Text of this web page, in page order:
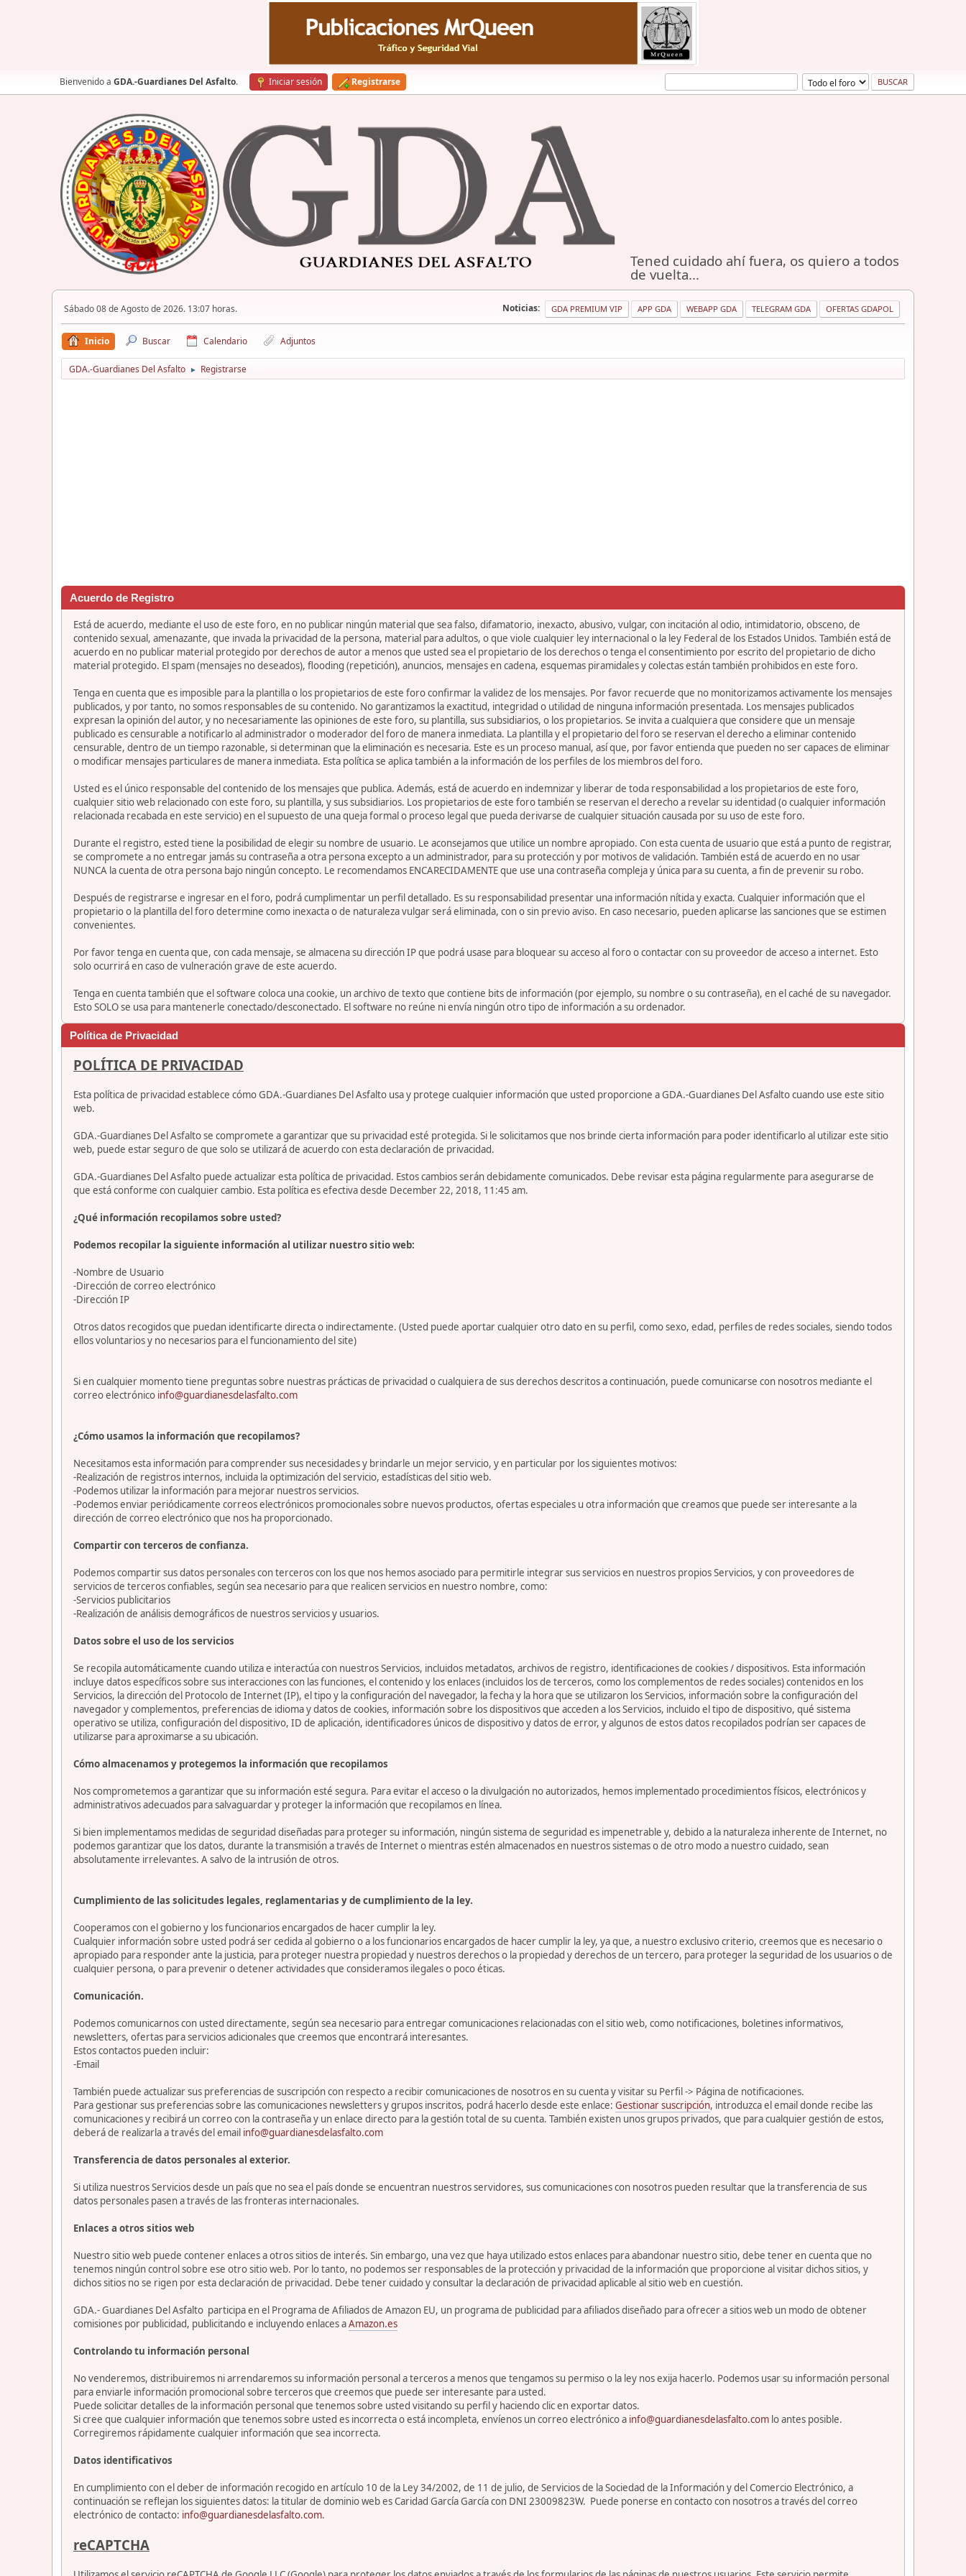
Bienvenido a GDA.-Guardianes Del Asfalto. Iniciar sesión Registrarse
Tened cuidado ahí fuera, os quiero a todos
de vuelta...
Sábado 08 de Agosto de 2026. 13:07 horas. Noticias: GDA PREMIUM VIP APP GDA WEBAPP GDA TELEGRAM GDA OFERTAS GDAPOL
Inicio Buscar Calendario Adjuntos
GDA.-Guardianes Del Asfalto ► Registrarse
Acuerdo de Registro
Está de acuerdo, mediante el uso de este foro, en no publicar ningún material que sea falso, difamatorio, inexacto, abusivo, vulgar, con incitación al odio, intimidatorio, obsceno, de
contenido sexual, amenazante, que invada la privacidad de la persona, material para adultos, o que viole cualquier ley internacional o la ley Federal de los Estados Unidos. También está de
acuerdo en no publicar material protegido por derechos de autor a menos que usted sea el propietario de los derechos o tenga el consentimiento por escrito del propietario de dicho
material protegido. El spam (mensajes no deseados), flooding (repetición), anuncios, mensajes en cadena, esquemas piramidales y colectas están también prohibidos en este foro.
Tenga en cuenta que es imposible para la plantilla o los propietarios de este foro confirmar la validez de los mensajes. Por favor recuerde que no monitorizamos activamente los mensajes
publicados, y por tanto, no somos responsables de su contenido. No garantizamos la exactitud, integridad o utilidad de ninguna información presentada. Los mensajes publicados
expresan la opinión del autor, y no necesariamente las opiniones de este foro, su plantilla, sus subsidiarios, o los propietarios. Se invita a cualquiera que considere que un mensaje
publicado es censurable a notificarlo al administrador o moderador del foro de manera inmediata. La plantilla y el propietario del foro se reservan el derecho a eliminar contenido
censurable, dentro de un tiempo razonable, si determinan que la eliminación es necesaria. Este es un proceso manual, así que, por favor entienda que pueden no ser capaces de eliminar
o modificar mensajes particulares de manera inmediata. Esta política se aplica también a la información de los perfiles de los miembros del foro.
Usted es el único responsable del contenido de los mensajes que publica. Además, está de acuerdo en indemnizar y liberar de toda responsabilidad a los propietarios de este foro,
cualquier sitio web relacionado con este foro, su plantilla, y sus subsidiarios. Los propietarios de este foro también se reservan el derecho a revelar su identidad (o cualquier información
relacionada recabada en este servicio) en el supuesto de una queja formal o proceso legal que pueda derivarse de cualquier situación causada por su uso de este foro.
Durante el registro, ested tiene la posibilidad de elegir su nombre de usuario. Le aconsejamos que utilice un nombre apropiado. Con esta cuenta de usuario que está a punto de registrar,
se compromete a no entregar jamás su contraseña a otra persona excepto a un administrador, para su protección y por motivos de validación. También está de acuerdo en no usar
NUNCA la cuenta de otra persona bajo ningún concepto. Le recomendamos ENCARECIDAMENTE que use una contraseña compleja y única para su cuenta, a fin de prevenir su robo.
Después de registrarse e ingresar en el foro, podrá cumplimentar un perfil detallado. Es su responsabilidad presentar una información nítida y exacta. Cualquier información que el
propietario o la plantilla del foro determine como inexacta o de naturaleza vulgar será eliminada, con o sin previo aviso. En caso necesario, pueden aplicarse las sanciones que se estimen
convenientes.
Por favor tenga en cuenta que, con cada mensaje, se almacena su dirección IP que podrá usase para bloquear su acceso al foro o contactar con su proveedor de acceso a internet. Esto
solo ocurrirá en caso de vulneración grave de este acuerdo.
Tenga en cuenta también que el software coloca una cookie, un archivo de texto que contiene bits de información (por ejemplo, su nombre o su contraseña), en el caché de su navegador.
Esto SOLO se usa para mantenerle conectado/desconectado. El software no reúne ni envía ningún otro tipo de información a su ordenador.
Política de Privacidad
POLÍTICA DE PRIVACIDAD
Esta política de privacidad establece cómo GDA.-Guardianes Del Asfalto usa y protege cualquier información que usted proporcione a GDA.-Guardianes Del Asfalto cuando use este sitio
web.
GDA.-Guardianes Del Asfalto se compromete a garantizar que su privacidad esté protegida. Si le solicitamos que nos brinde cierta información para poder identificarlo al utilizar este sitio
web, puede estar seguro de que solo se utilizará de acuerdo con esta declaración de privacidad.
GDA.-Guardianes Del Asfalto puede actualizar esta política de privacidad. Estos cambios serán debidamente comunicados. Debe revisar esta página regularmente para asegurarse de
que está conforme con cualquier cambio. Esta política es efectiva desde December 22, 2018, 11:45 am.
¿Qué información recopilamos sobre usted?
Podemos recopilar la siguiente información al utilizar nuestro sitio web:
-Nombre de Usuario
-Dirección de correo electrónico
-Dirección IP
Otros datos recogidos que puedan identificarte directa o indirectamente. (Usted puede aportar cualquier otro dato en su perfil, como sexo, edad, perfiles de redes sociales, siendo todos
ellos voluntarios y no necesarios para el funcionamiento del site)
Si en cualquier momento tiene preguntas sobre nuestras prácticas de privacidad o cualquiera de sus derechos descritos a continuación, puede comunicarse con nosotros mediante el
correo electrónico info@guardianesdelasfalto.com
¿Cómo usamos la información que recopilamos?
Necesitamos esta información para comprender sus necesidades y brindarle un mejor servicio, y en particular por los siguientes motivos:
-Realización de registros internos, incluida la optimización del servicio, estadísticas del sitio web.
-Podemos utilizar la información para mejorar nuestros servicios.
-Podemos enviar periódicamente correos electrónicos promocionales sobre nuevos productos, ofertas especiales u otra información que creamos que puede ser interesante a la
dirección de correo electrónico que nos ha proporcionado.
Compartir con terceros de confianza.
Podemos compartir sus datos personales con terceros con los que nos hemos asociado para permitirle integrar sus servicios en nuestros propios Servicios, y con proveedores de
servicios de terceros confiables, según sea necesario para que realicen servicios en nuestro nombre, como:
-Servicios publicitarios
-Realización de análisis demográficos de nuestros servicios y usuarios.
Datos sobre el uso de los servicios
Se recopila automáticamente cuando utiliza e interactúa con nuestros Servicios, incluidos metadatos, archivos de registro, identificaciones de cookies / dispositivos. Esta información
incluye datos específicos sobre sus interacciones con las funciones, el contenido y los enlaces (incluidos los de terceros, como los complementos de redes sociales) contenidos en los
Servicios, la dirección del Protocolo de Internet (IP), el tipo y la configuración del navegador, la fecha y la hora que se utilizaron los Servicios, información sobre la configuración del
navegador y complementos, preferencias de idioma y datos de cookies, información sobre los dispositivos que acceden a los Servicios, incluido el tipo de dispositivo, qué sistema
operativo se utiliza, configuración del dispositivo, ID de aplicación, identificadores únicos de dispositivo y datos de error, y algunos de estos datos recopilados podrían ser capaces de
utilizarse para aproximarse a su ubicación.
Cómo almacenamos y protegemos la información que recopilamos
Nos comprometemos a garantizar que su información esté segura. Para evitar el acceso o la divulgación no autorizados, hemos implementado procedimientos físicos, electrónicos y
administrativos adecuados para salvaguardar y proteger la información que recopilamos en línea.
Si bien implementamos medidas de seguridad diseñadas para proteger su información, ningún sistema de seguridad es impenetrable y, debido a la naturaleza inherente de Internet, no
podemos garantizar que los datos, durante la transmisión a través de Internet o mientras estén almacenados en nuestros sistemas o de otro modo a nuestro cuidado, sean
absolutamente irrelevantes. A salvo de la intrusión de otros.
Cumplimiento de las solicitudes legales, reglamentarias y de cumplimiento de la ley.
Cooperamos con el gobierno y los funcionarios encargados de hacer cumplir la ley.
Cualquier información sobre usted podrá ser cedida al gobierno o a los funcionarios encargados de hacer cumplir la ley, ya que, a nuestro exclusivo criterio, creemos que es necesario o
apropiado para responder ante la justicia, para proteger nuestra propiedad y nuestros derechos o la propiedad y derechos de un tercero, para proteger la seguridad de los usuarios o de
cualquier persona, o para prevenir o detener actividades que consideramos ilegales o poco éticas.
Comunicación.
Podemos comunicarnos con usted directamente, según sea necesario para entregar comunicaciones relacionadas con el sitio web, como notificaciones, boletines informativos,
newsletters, ofertas para servicios adicionales que creemos que encontrará interesantes.
Estos contactos pueden incluir:
-Email
También puede actualizar sus preferencias de suscripción con respecto a recibir comunicaciones de nosotros en su cuenta y visitar su Perfil -> Página de notificaciones.
Para gestionar sus preferencias sobre las comunicaciones newsletters y grupos inscritos, podrá hacerlo desde este enlace: Gestionar suscripción, introduzca el email donde recibe las
comunicaciones y recibirá un correo con la contraseña y un enlace directo para la gestión total de su cuenta. También existen unos grupos privados, que para cualquier gestión de estos,
deberá de realizarla a través del email info@guardianesdelasfalto.com
Transferencia de datos personales al exterior.
Si utiliza nuestros Servicios desde un país que no sea el país donde se encuentran nuestros servidores, sus comunicaciones con nosotros pueden resultar que la transferencia de sus
datos personales pasen a través de las fronteras internacionales.
Enlaces a otros sitios web
Nuestro sitio web puede contener enlaces a otros sitios de interés. Sin embargo, una vez que haya utilizado estos enlaces para abandonar nuestro sitio, debe tener en cuenta que no
tenemos ningún control sobre ese otro sitio web. Por lo tanto, no podemos ser responsables de la protección y privacidad de la información que proporcione al visitar dichos sitios, y
dichos sitios no se rigen por esta declaración de privacidad. Debe tener cuidado y consultar la declaración de privacidad aplicable al sitio web en cuestión.
GDA.- Guardianes Del Asfalto participa en el Programa de Afiliados de Amazon EU, un programa de publicidad para afiliados diseñado para ofrecer a sitios web un modo de obtener
comisiones por publicidad, publicitando e incluyendo enlaces aAmazon.es
Controlando tu información personal
No venderemos, distribuiremos ni arrendaremos su información personal a terceros a menos que tengamos su permiso o la ley nos exija hacerlo. Podemos usar su información personal
para enviarle información promocional sobre terceros que creemos que puede ser interesante para usted.
Puede solicitar detalles de la información personal que tenemos sobre usted visitando su perfil y haciendo clic en exportar datos.
Si cree que cualquier información que tenemos sobre usted es incorrecta o está incompleta, envíenos un correo electrónico a info@guardianesdelasfalto.com lo antes posible.
Corregiremos rápidamente cualquier información que sea incorrecta.
Datos identificativos
En cumplimiento con el deber de información recogido en artículo 10 de la Ley 34/2002, de 11 de julio, de Servicios de la Sociedad de la Información y del Comercio Electrónico, a
continuación se reflejan los siguientes datos: la titular de dominio web es Caridad García García con DNI 23009823W. Puede ponerse en contacto con nosotros a través del correo
electrónico de contacto: info@guardianesdelasfalto.com.
reCAPTCHA